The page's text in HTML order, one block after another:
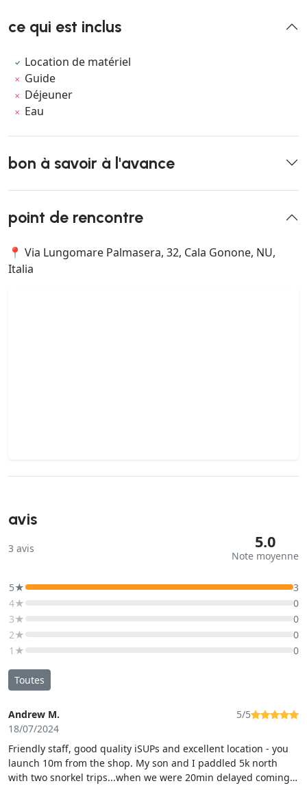
ce qui est inclus
Location de matériel
Guide
Déjeuner
Eau
bon à savoir à l'avance
point de rencontre
📍 Via Lungomare Palmasera, 32, Cala Gonone, NU,
Italia
avis
3 avis 5.0
Note moyenne
5★
3
4★
0
3★
0
2★
0
1★
0
Toutes
Andrew M.
18/07/2024
5/5
Friendly staff, good quality iSUPs and excellent location - you
launch 10m from the shop. My son and I paddled 5k north
with two snorkel trips...when we were 20min delayed coming